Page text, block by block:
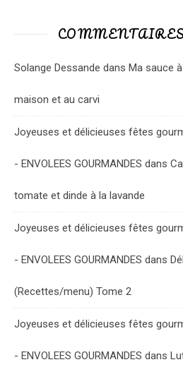
Solange Dessande dans Ma sauce
maison et au carvi
Joyeuses et délicieuses fêtes
- ENVOLEES GOURMANDES dans
tomate et dinde à la lavande
Joyeuses et délicieuses fêtes
- ENVOLEES GOURMANDES dans
(Recettes/menu) Tome 2
Joyeuses et délicieuses fêtes
- ENVOLEES GOURMANDES dans